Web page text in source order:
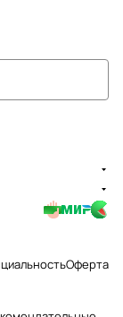
Оферта